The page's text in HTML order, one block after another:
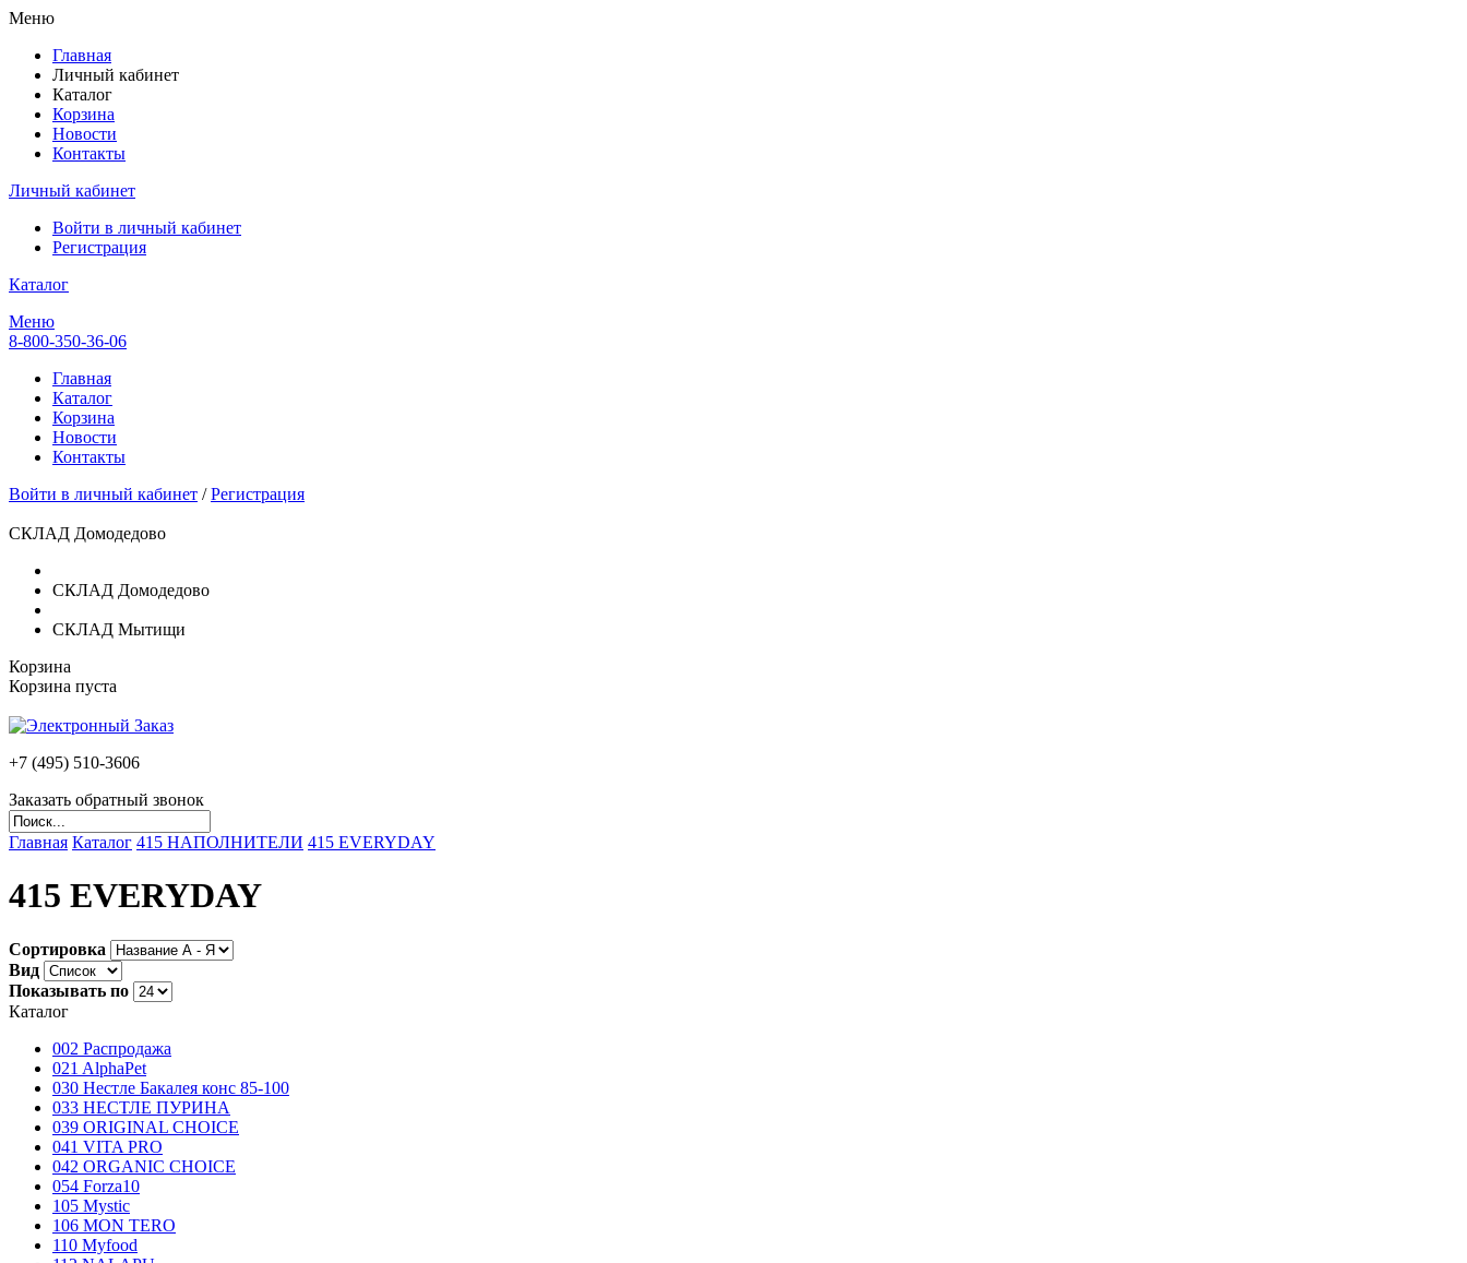
Меню
Главная
Личный кабинет
Каталог
Корзина
Новости
Контакты
Личный кабинет
Войти в личный кабинет
Регистрация
Каталог
Меню
8-800-350-36-06
Главная
Каталог
Корзина
Новости
Контакты
Войти в личный кабинет /Регистрация
СКЛАД Домодедово
СКЛАД Домодедово
СКЛАД Мытищи
Корзина
Корзина пуста
+7 (495) 510-3606
Заказать обратный звонок
Главная Каталог 415 НАПОЛНИТЕЛИ 415 EVERYDAY
415 EVERYDAY
Сортировка
Вид
Показывать по
Каталог
002 Распродажа
021 AlphaPet
030 Нестле Бакалея конc 85-100
033 НЕСТЛЕ ПУРИНА
039 ORIGINAL CHOICE
041 VITA PRO
042 ORGANIC CHOICE
054 Forza10
105 Mystic
106 MON TERO
110 Myfood